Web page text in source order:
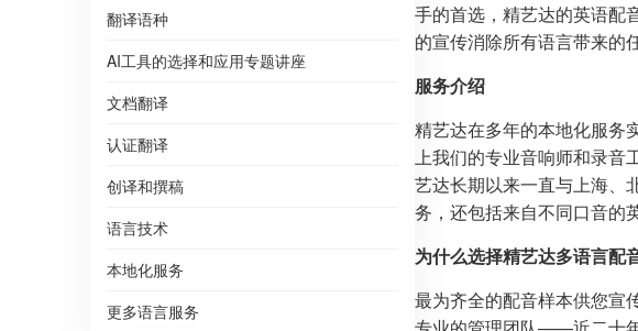
翻译语种
AI工具的选择和应用专题讲座
文档翻译
认证翻译
创译和撰稿
语言技术
本地化服务
更多语言服务
手的首选，精艺达的英语配
的宣传消除所有语言带来的
服务介绍
精艺达在多年的本地化服务
上我们的专业音响师和录音
艺达长期以来一直与上海、
务，还包括来自不同口音的
为什么选择精艺达多语言配
最为齐全的配音样本供您